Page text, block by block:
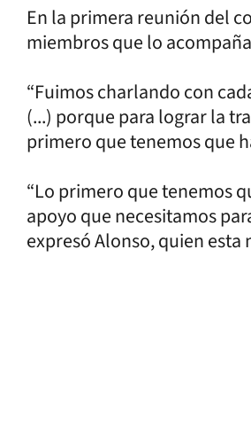
En la primera reunión del
miembros que lo
“Fuimos charlando con
(...) porque para lograr la
primero que tenemos que
“Lo primero que tenemos
apoyo que necesitamos
expresó Alonso, quien esta